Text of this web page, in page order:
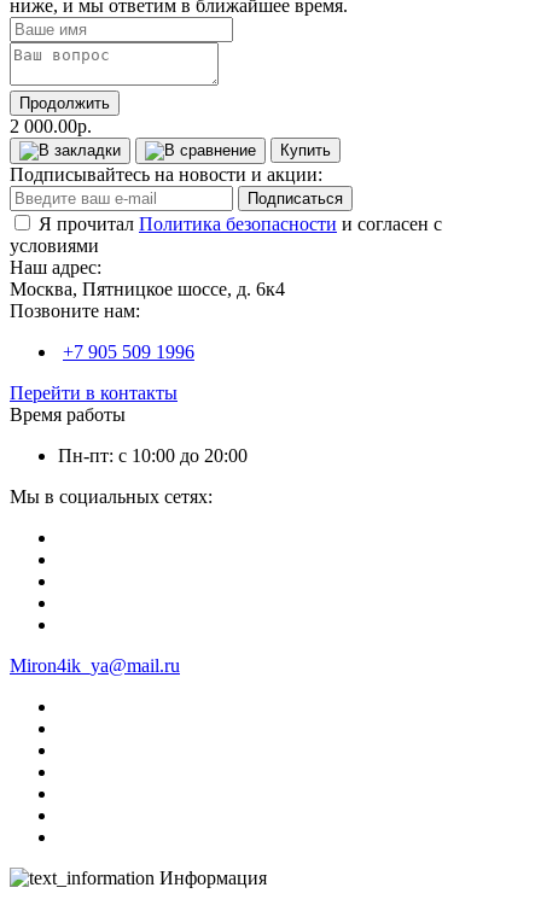
ниже, и мы ответим в ближайшее время.
Продолжить
2 000.00р.
Купить
Подписывайтесь на новости и акции:
Подписаться
Я прочитал Политика безопасности и согласен с
условиями
Наш адрес:
Москва, Пятницкое шоссе, д. 6к4
Позвоните нам:
+7 905 509 1996
Перейти в контакты
Время работы
Пн-пт: с 10:00 до 20:00
Мы в социальных сетях:
Miron4ik_ya@mail.ru
Информация